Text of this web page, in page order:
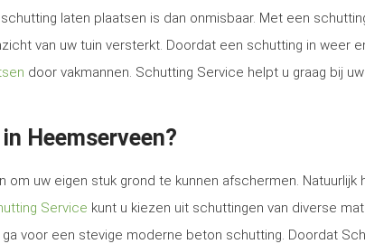
laten plaatsen is dan onmisbaar. Met een
van uw tuin versterkt. Doordat een schutting in weer
door vakmannen. Schutting Service helpt u graag bij
Heemserveen?
uw eigen stuk grond te kunnen afschermen. Natuurlijk
Service kunt u kiezen uit schuttingen van diverse
voor een stevige moderne beton schutting. Doordat